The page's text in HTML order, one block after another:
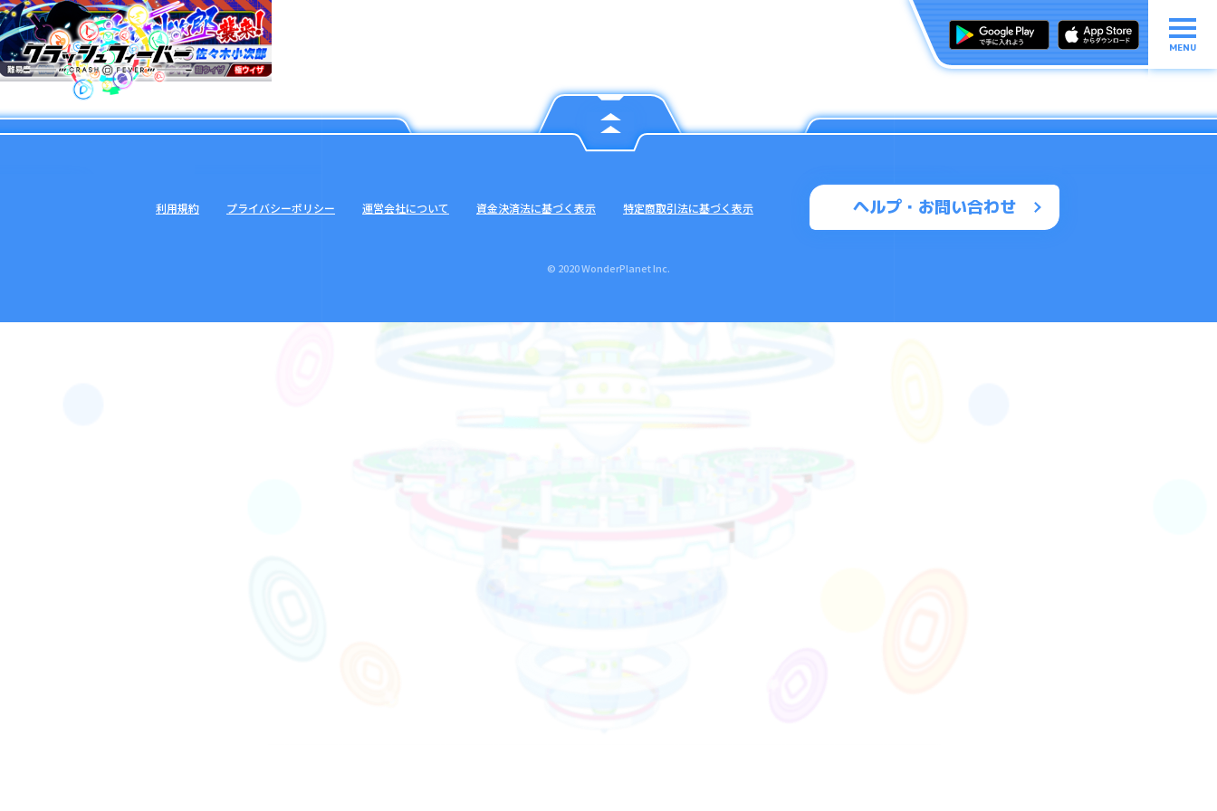
MENU
ヘルプ・お問い合わせ
利用規約 プライバシーポリシー 運営会社について 資金決済法に基づく表示 特定商取引法に基づく表示
© 2020 WonderPlanet Inc.